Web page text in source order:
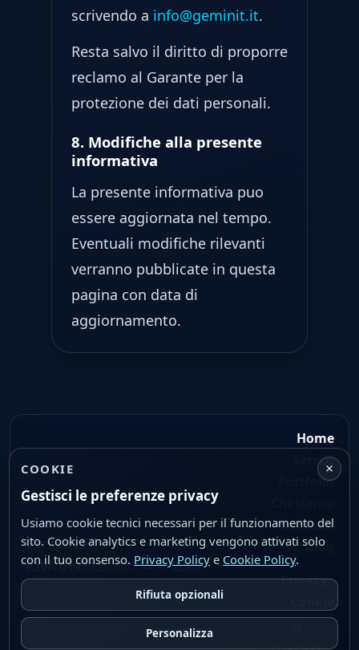
scrivendo a info@geminit.it.
Resta salvo il diritto di proporre
reclamo al Garante per la
protezione dei dati personali.
8. Modifiche alla presente
informativa
La presente informativa puo
essere aggiornata nel tempo.
Eventuali modifiche rilevanti
verranno pubblicate in questa
pagina con data di
aggiornamento.
Geminit Srl
P.IVA 01936250677 — © 2026
Home
Servizi
Portfolio
Contatti
Blog
Privacy|
×
COOKIE
Gestisci le preferenze privacy
Usiamo cookie tecnici necessari per il funzionamento del
sito. Cookie analytics e marketing vengono attivati solo
con il tuo consenso. Privacy Policy e Cookie Policy.
Rifiuta opzionali
Personalizza